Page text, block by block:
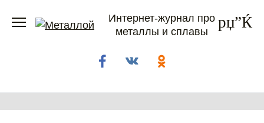
Интернет-журнал про
металлы и сплавы